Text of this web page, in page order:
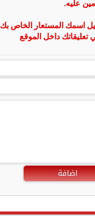
عليه.
اسمك المستعار الخاص بك
تعليقاتك داخل الموقع
اضافة